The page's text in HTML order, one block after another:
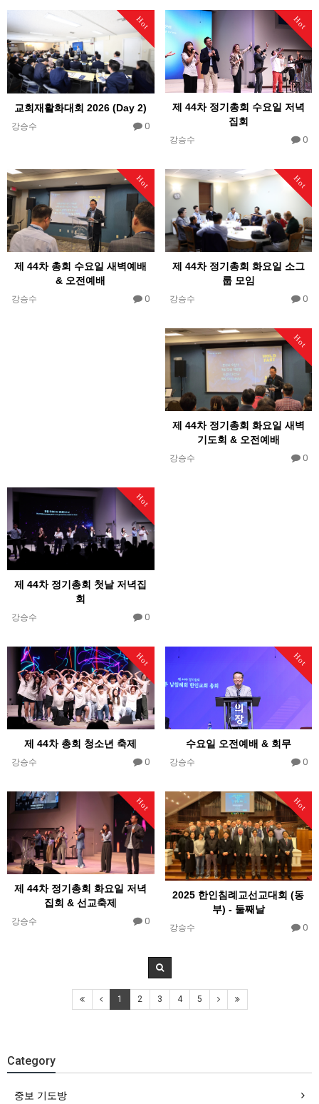
Hot
교회재활화대회 2026 (Day 2)
강승수 0
Hot
제 44차 정기총회 수요일 저녁
집회
강승수 0
Hot
제 44차 총회 수요일 새벽예배
& 오전예배
강승수 0
Hot
제 44차 정기총회 화요일 소그
룹 모임
강승수 0
Hot
제 44차 정기총회 화요일 새벽
기도회 & 오전예배
강승수 0
Hot
제 44차 정기총회 첫날 저녁집
회
강승수 0
Hot
제 44차 총회 청소년 축제
강승수 0
Hot
수요일 오전예배 & 회무
강승수 0
Hot
제 44차 정기총회 화요일 저녁
집회 & 선교축제
강승수 0
Hot
2025 한인침례교선교대회 (동
부) - 둘째날
강승수 0
1 2 3 4 5
Category
중보 기도방